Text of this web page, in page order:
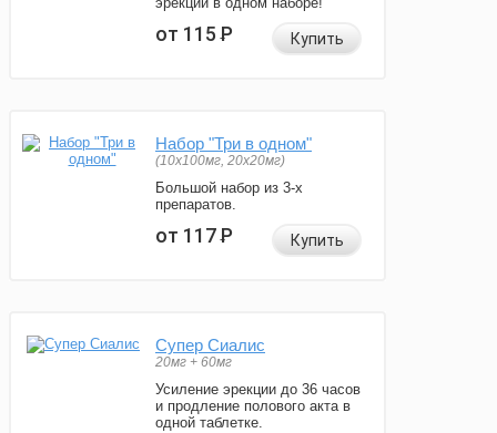
от 115Р Купить
Набор "Три в одном"
(10x100мг, 20x20мг)
Большой набор из 3-х
препаратов.
от 117Р Купить
Супер Сиалис
20мг + 60мг
Усиление эрекции до 36 часов
и продление полового акта в
одной таблетке.